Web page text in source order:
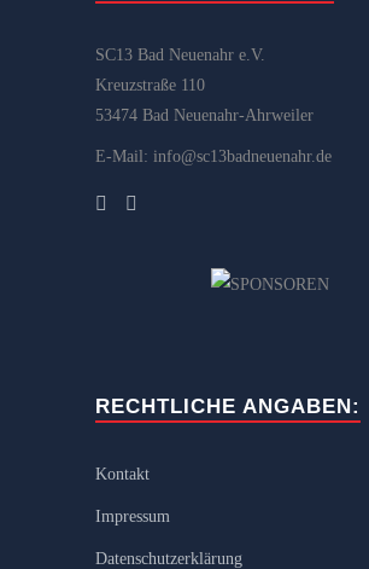
SC13 Bad Neuenahr e.V.
Kreuzstraße 110
53474 Bad Neuenahr-Ahrweiler
E-Mail: info@sc13badneuenahr.de
RECHTLICHE ANGABEN:
Kontakt
Impressum
Datenschutzerklärung